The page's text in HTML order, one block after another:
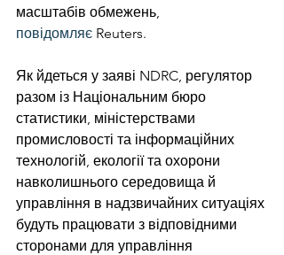
масштабів обмежень,
повідомляє Reuters.
Як йдеться у заяві NDRC, регулятор
разом із Національним бюро
статистики, міністерствами
промисловості та інформаційних
технологій, екології та охорони
навколишнього середовища й
управління в надзвичайних ситуаціях
будуть працювати з відповідними
сторонами для управління